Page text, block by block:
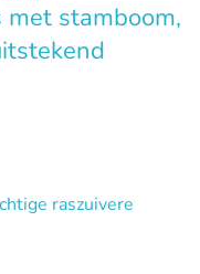
stamboom,
raszuivere